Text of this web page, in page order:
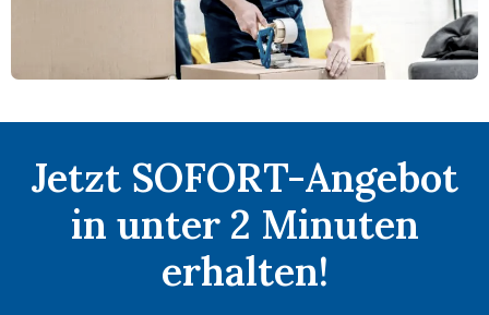
Jetzt SOFORT-Angebot
in unter 2 Minuten
erhalten!